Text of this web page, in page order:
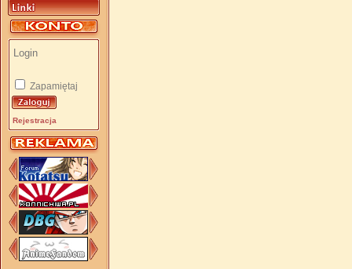
Zapamiętaj
Rejestracja